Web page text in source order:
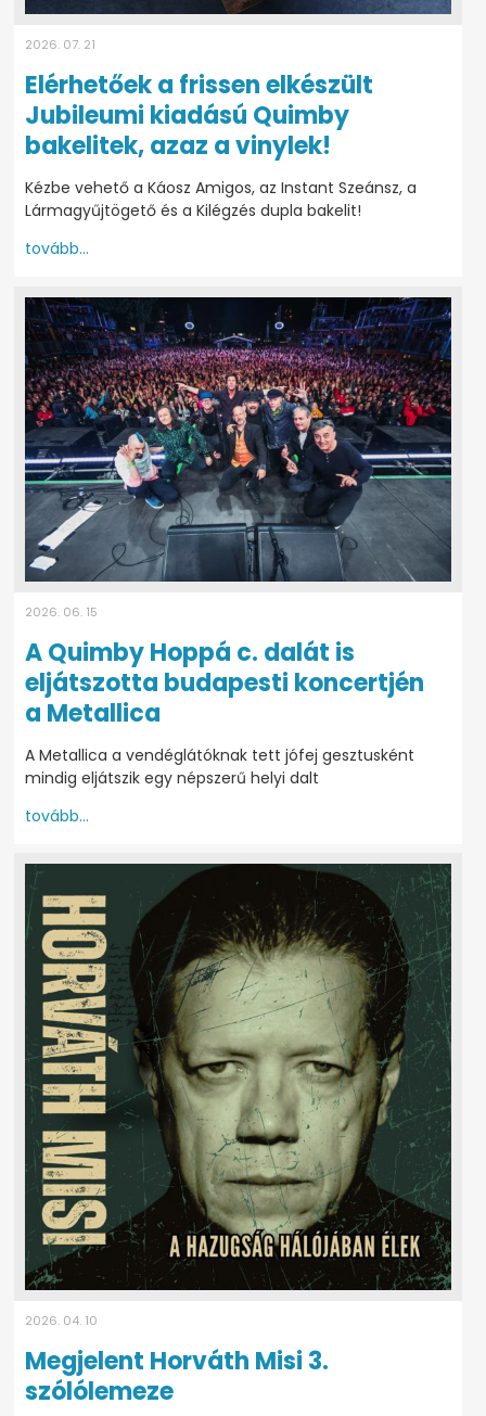
2026. 07. 21
Elérhetőek a frissen elkészült
Jubileumi kiadású Quimby
bakelitek, azaz a vinylek!
Kézbe vehető a Káosz Amigos, az Instant Szeánsz, a
Lármagyűjtögető és a Kilégzés dupla bakelit!
tovább...
2026. 06. 15
A Quimby Hoppá c. dalát is
eljátszotta budapesti koncertjén
a Metallica
A Metallica a vendéglátóknak tett jófej gesztusként
mindig eljátszik egy népszerű helyi dalt
tovább...
2026. 04. 10
Megjelent Horváth Misi 3.
szólólemeze